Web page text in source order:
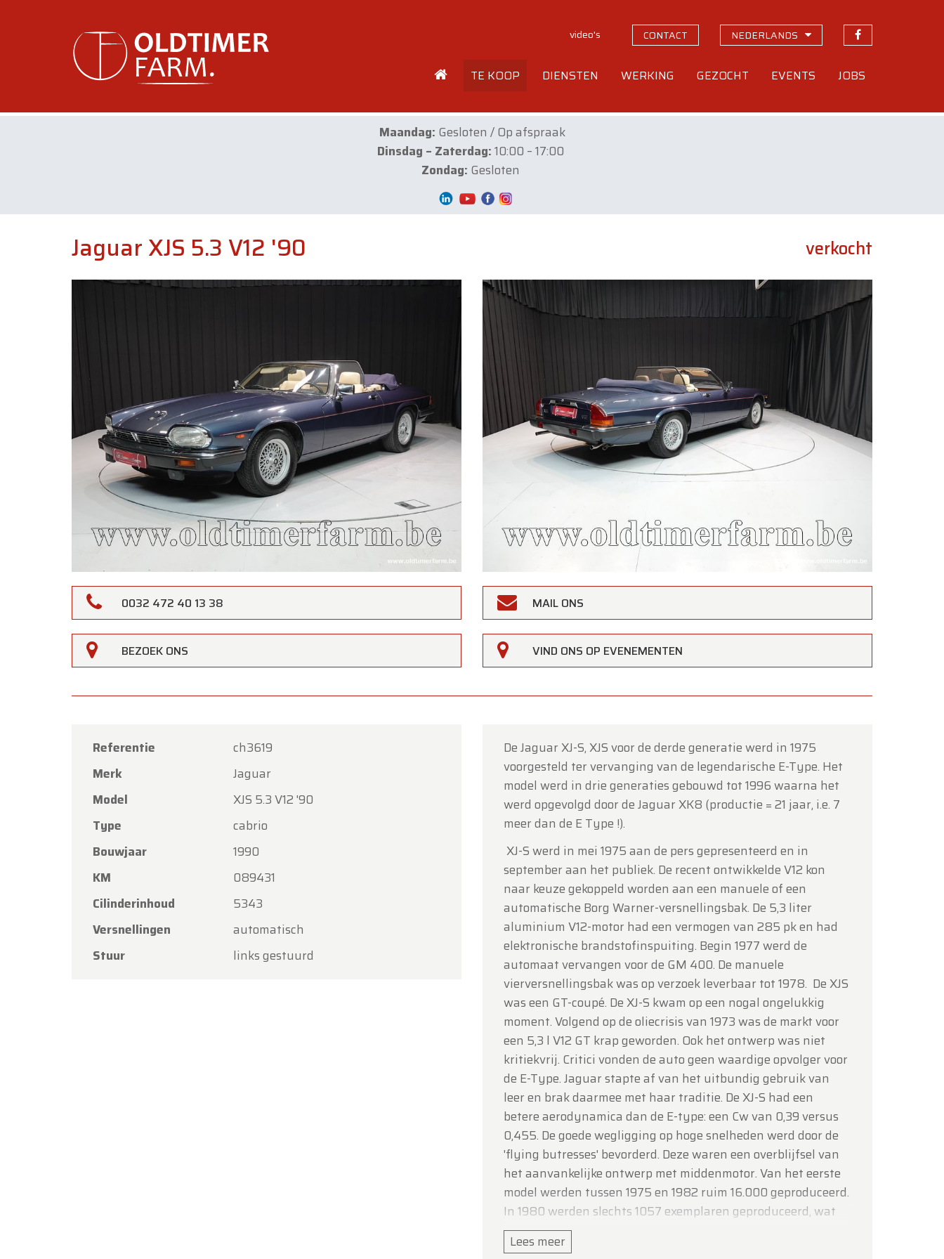
video's CONTACT NEDERLANDS
TE KOOP DIENSTEN WERKING GEZOCHT EVENTS JOBS
Maandag: Gesloten / Op afspraak
Dinsdag – Zaterdag:10:00 – 17:00
Zondag: Gesloten
Jaguar XJS 5.3 V12 '90 verkocht
0032 472 40 13 38 MAIL ONS
BEZOEK ONS VIND ONS OP EVENEMENTEN
Referentie
ch3619
Merk
Jaguar
Model
XJS 5.3 V12 '90
Type
cabrio
Bouwjaar
1990
KM
089431
Cilinderinhoud
5343
Versnellingen
automatisch
Stuur
links gestuurd
De Jaguar XJ-S, XJS voor de derde generatie werd in 1975
voorgesteld ter vervanging van de legendarische E-Type. Het
model werd in drie generaties gebouwd tot 1996 waarna het
werd opgevolgd door de Jaguar XK8 (productie = 21 jaar, i.e. 7
meer dan de E Type !).
XJ-S werd in mei 1975 aan de pers gepresenteerd en in
september aan het publiek. De recent ontwikkelde V12 kon
naar keuze gekoppeld worden aan een manuele of een
automatische Borg Warner-versnellingsbak. De 5,3 liter
aluminium V12-motor had een vermogen van 285 pk en had
elektronische brandstofinspuiting. Begin 1977 werd de
automaat vervangen voor de GM 400. De manuele
vierversnellingsbak was op verzoek leverbaar tot 1978. De XJS
was een GT-coupé. De XJ-S kwam op een nogal ongelukkig
moment. Volgend op de oliecrisis van 1973 was de markt voor
een 5,3 l V12 GT krap geworden. Ook het ontwerp was niet
kritiekvrij. Critici vonden de auto geen waardige opvolger voor
de E-Type. Jaguar stapte af van het uitbundig gebruik van
leer en brak daarmee met haar traditie. De XJ-S had een
betere aerodynamica dan de E-type: een Cw van 0,39 versus
0,455. De goede wegligging op hoge snelheden werd door de
'flying butresses' bevorderd. Deze waren een overblijfsel van
het aanvankelijke ontwerp met middenmotor. Van het eerste
model werden tussen 1975 en 1982 ruim 16.000 geproduceerd.
In 1980 werden slechts 1057 exemplaren geproduceerd, wat
Jaguar aanzette tot enkele belangrijke wijzigingen (onder
andere een nieuw injectiesysteem en katalysatoren voor de
Lees meer
×
Oldtimerfarm
Beste klanten,
Onze showroom is
gewoon geopend van maandag 10 augustus tot en
volgens de normale openingsuren.
Maandag 17 augustus
enkel open op afspraak.
Bedankt voor uw begrip en graag tot binnenkort!